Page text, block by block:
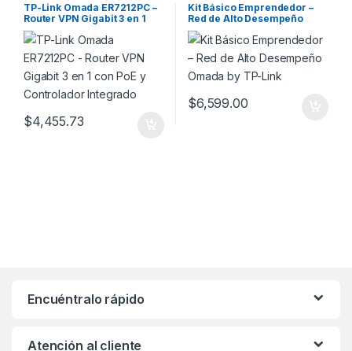
TP-Link Omada ER7212PC –
Router VPN Gigabit 3 en 1
con PoE y Controlador
Integrado
$4,455.73
Kit Básico Emprendedor –
Red de Alto Desempeño
Omada by TP-Link
$6,599.00
Encuéntralo rápido
Atención al cliente